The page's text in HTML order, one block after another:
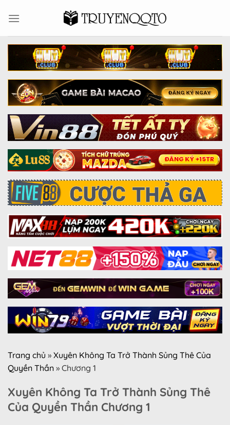
Trang chủ » Xuyên Không Ta Trở Thành Sủng Thê Của
Quyền Thần » Chương 1
Xuyên Không Ta Trở Thành Sủng Thê
Của Quyền Thần Chương 1